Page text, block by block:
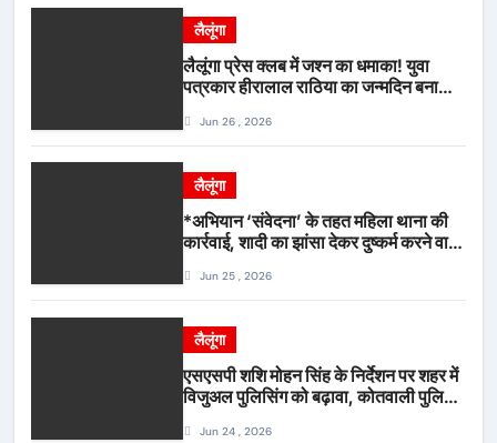
लैलूंगा
लैलूंगा प्रेस क्लब में जश्न का धमाका! युवा
पत्रकार हीरालाल राठिया का जन्मदिन बना
स्वरJun 26 , 2026
लैलूंगा
*अभियान ‘संवेदना’ के तहत महिला थाना की
कार्रवाई, शादी का झांसा देकर दुष्कर्म करने वाला
Jun 25 , 2026
लैलूंगा
एसएसपी शशि मोहन सिंह के निर्देशन पर शहर में
विजुअल पुलिसिंग को बढ़ावा, कोतवाली पुलिस
Jun 24 , 2026